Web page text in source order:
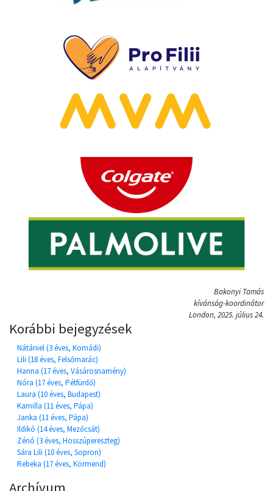
Bakonyi Tamás
kívánság-koordinátor
London, 2025. július 24.
Korábbi bejegyzések
Nátániel (3 éves, Komádi)
Lili (18 éves, Felsőmarác)
Hanna (17 éves, Vásárosnamény)
Nóra (17 éves, Pétfürdő)
Laura (10 éves, Budapest)
Kamilla (11 éves, Pápa)
Janka (11 éves, Pápa)
Ildikó (14 éves, Mezőcsát)
Zénó (3 éves, Hosszúpereszteg)
Sára Lili (10 éves, Sopron)
Rebeka (17 éves, Körmend)
Archívum